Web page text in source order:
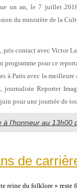
un an, le 7 juillet 2018
du ministère de la
pris contact avec Victor
pour ce
à Paris avec la
Reporter
pour une journée de
l’honneur au 13h00
de
reine du folklore » reste